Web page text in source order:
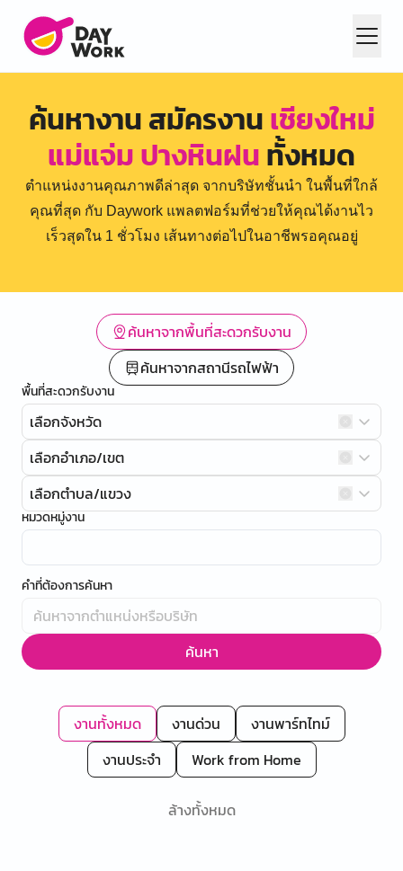
ค้นหางาน สมัครงานเชียงใหม่
แม่แจ่ม ปางหินฝนทั้งหมด
ตำแหน่งงานคุณภาพดีล่าสุด จากบริษัทชั้นนำ ในพื้นที่ใกล้
คุณที่สุด กับ Daywork แพลตฟอร์มที่ช่วยให้คุณได้งานไว
เร็วสุดใน 1 ชั่วโมง เส้นทางต่อไปในอาชีพรอคุณอยู่
ค้นหาจากพื้นที่สะดวกรับงาน
ค้นหาจากสถานีรถไฟฟ้า
พื้นที่สะดวกรับงาน
เลือกจังหวัด
เลือกอำเภอ/เขต
เลือกตำบล/แขวง
หมวดหมู่งาน
คำที่ต้องการค้นหา
ค้นหา
งานทั้งหมด งานด่วน
งานพาร์ทไทม์
งานประจำ
Work from Home
ล้างทั้งหมด